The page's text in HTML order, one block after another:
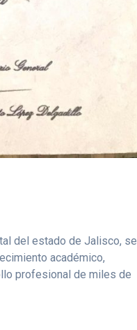
del estado de Jalisco, se
académico,
profesional de miles de